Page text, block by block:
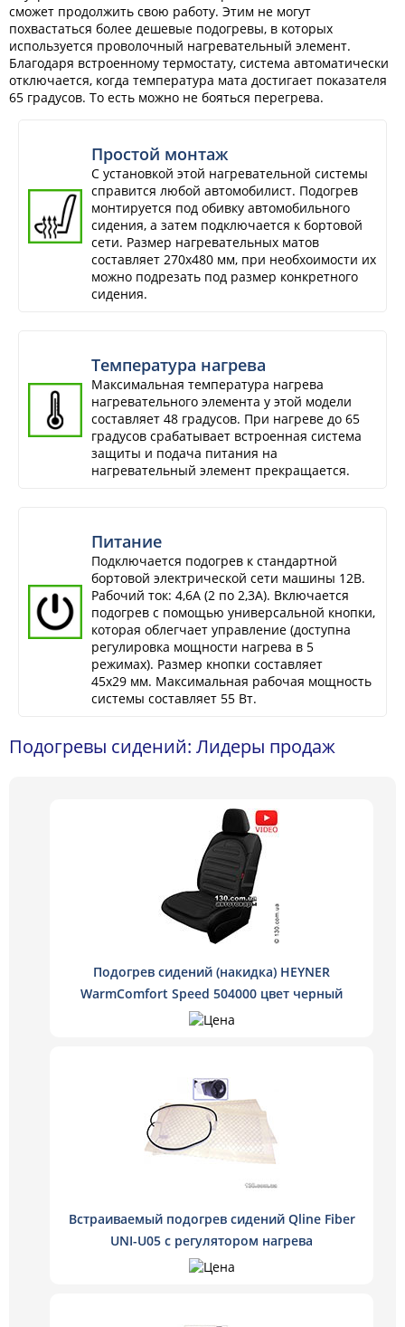
сможет продолжить свою работу. Этим не могут
похвастаться более дешевые подогревы, в которых
используется проволочный нагревательный элемент.
Благодаря встроенному термостату, система автоматически
отключается, когда температура мата достигает показателя
65 градусов. То есть можно не бояться перегрева.
Простой монтаж
С установкой этой нагревательной системы
справится любой автомобилист. Подогрев
монтируется под обивку автомобильного
сидения, а затем подключается к бортовой
сети. Размер нагревательных матов
составляет 270х480 мм, при необхоимости их
можно подрезать под размер конкретного
сидения.
Температура нагрева
Максимальная температура нагрева
нагревательного элемента у этой модели
составляет 48 градусов. При нагреве до 65
градусов срабатывает встроенная система
защиты и подача питания на
нагревательный элемент прекращается.
Питание
Подключается подогрев к стандартной
бортовой электрической сети машины 12В.
Рабочий ток: 4,6А (2 по 2,3А). Включается
подогрев с помощью универсальной кнопки,
которая облегчает управление (доступна
регулировка мощности нагрева в 5
режимах). Размер кнопки составляет
45х29 мм. Максимальная рабочая мощность
системы составляет 55 Вт.
Подогревы сидений: Лидеры продаж
Подогрев сидений (накидка) HEYNER
WarmComfort Speed 504000 цвет черный
Встраиваемый подогрев сидений Qline Fiber
UNI-U05 с регулятором нагрева